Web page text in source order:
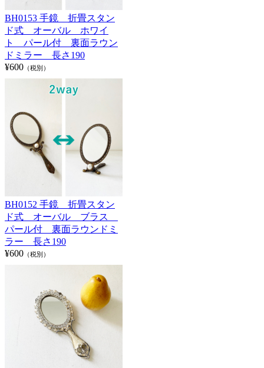
BH0153 手鏡 折畳スタン
ド式 オーバル ホワイ
ト パール付 裏面ラウン
ドミラー 長さ190
¥600 （税別）
BH0152 手鏡 折畳スタン
ド式 オーバル ブラス
パール付 裏面ラウンドミ
ラー 長さ190
¥600 （税別）